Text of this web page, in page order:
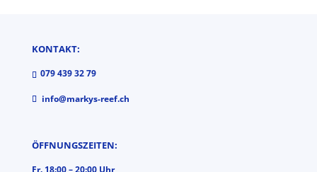
KONTAKT:
079 439 32 79
info@markys-reef.ch
ÖFFNUNGSZEITEN: